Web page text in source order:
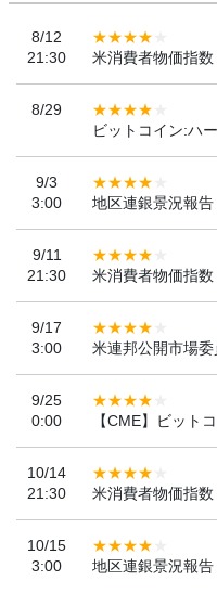
8/12
21:30
米消費者物価指
8/29
ビットコイン:ハ
9/3
3:00
地区連銀景況報告
9/11
21:30
米消費者物価指
9/17
3:00
米連邦公開市場
9/25
0:00
【CME】ビット
10/14
21:30
米消費者物価指
10/15
3:00
地区連銀景況報告